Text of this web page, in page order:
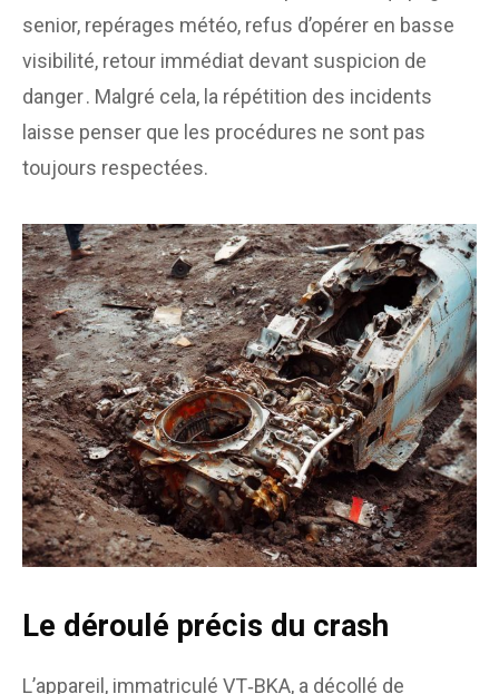
senior, repérages météo, refus d’opérer en basse
visibilité, retour immédiat devant suspicion de
danger . Malgré cela, la répétition des incidents
laisse penser que les procédures ne sont pas
toujours respectées.
Le déroulé précis du crash
L’appareil, immatriculé VT‑BKA, a décollé de